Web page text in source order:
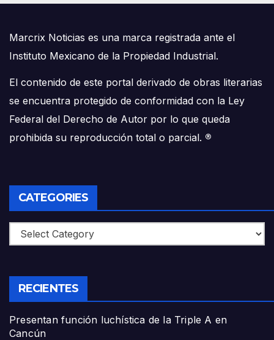
Marcrix Noticias es una marca registrada ante el
Instituto Mexicano de la Propiedad Industrial.
El contenido de este portal derivado de obras literarias
se encuentra protegido de conformidad con la Ley
Federal del Derecho de Autor por lo que queda
prohibida su reproducción total o parcial. ®
CATEGORIES
Categories
RECIENTES
Presentan función luchística de la Triple A en
Cancún